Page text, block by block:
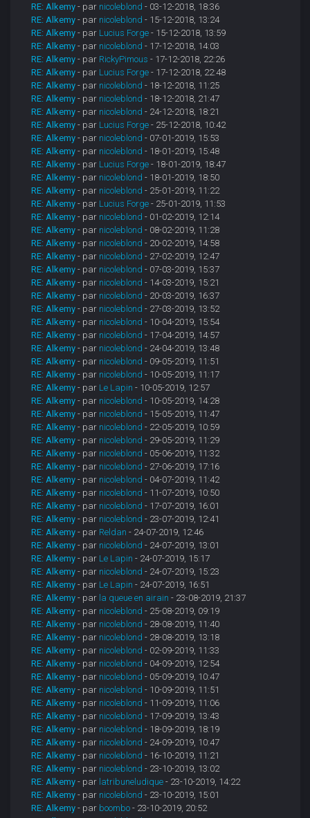
RE: Alkemy - par nicoleblond - 03-12-2018, 18:36
RE: Alkemy - par nicoleblond - 15-12-2018, 13:24
RE: Alkemy - par Lucius Forge - 15-12-2018, 13:59
RE: Alkemy - par nicoleblond - 17-12-2018, 14:03
RE: Alkemy - par RickyPimous - 17-12-2018, 22:26
RE: Alkemy - par Lucius Forge - 17-12-2018, 22:48
RE: Alkemy - par nicoleblond - 18-12-2018, 11:25
RE: Alkemy - par nicoleblond - 18-12-2018, 21:47
RE: Alkemy - par nicoleblond - 24-12-2018, 18:21
RE: Alkemy - par Lucius Forge - 25-12-2018, 10:42
RE: Alkemy - par nicoleblond - 07-01-2019, 15:53
RE: Alkemy - par nicoleblond - 18-01-2019, 15:48
RE: Alkemy - par Lucius Forge - 18-01-2019, 18:47
RE: Alkemy - par nicoleblond - 18-01-2019, 18:50
RE: Alkemy - par nicoleblond - 25-01-2019, 11:22
RE: Alkemy - par Lucius Forge - 25-01-2019, 11:53
RE: Alkemy - par nicoleblond - 01-02-2019, 12:14
RE: Alkemy - par nicoleblond - 08-02-2019, 11:28
RE: Alkemy - par nicoleblond - 20-02-2019, 14:58
RE: Alkemy - par nicoleblond - 27-02-2019, 12:47
RE: Alkemy - par nicoleblond - 07-03-2019, 15:37
RE: Alkemy - par nicoleblond - 14-03-2019, 15:21
RE: Alkemy - par nicoleblond - 20-03-2019, 16:37
RE: Alkemy - par nicoleblond - 27-03-2019, 13:52
RE: Alkemy - par nicoleblond - 10-04-2019, 15:54
RE: Alkemy - par nicoleblond - 17-04-2019, 14:57
RE: Alkemy - par nicoleblond - 24-04-2019, 13:48
RE: Alkemy - par nicoleblond - 09-05-2019, 11:51
RE: Alkemy - par nicoleblond - 10-05-2019, 11:17
RE: Alkemy - par Le Lapin - 10-05-2019, 12:57
RE: Alkemy - par nicoleblond - 10-05-2019, 14:28
RE: Alkemy - par nicoleblond - 15-05-2019, 11:47
RE: Alkemy - par nicoleblond - 22-05-2019, 10:59
RE: Alkemy - par nicoleblond - 29-05-2019, 11:29
RE: Alkemy - par nicoleblond - 05-06-2019, 11:32
RE: Alkemy - par nicoleblond - 27-06-2019, 17:16
RE: Alkemy - par nicoleblond - 04-07-2019, 11:42
RE: Alkemy - par nicoleblond - 11-07-2019, 10:50
RE: Alkemy - par nicoleblond - 17-07-2019, 16:01
RE: Alkemy - par nicoleblond - 23-07-2019, 12:41
RE: Alkemy - par Reldan - 24-07-2019, 12:46
RE: Alkemy - par nicoleblond - 24-07-2019, 13:01
RE: Alkemy - par Le Lapin - 24-07-2019, 15:17
RE: Alkemy - par nicoleblond - 24-07-2019, 15:23
RE: Alkemy - par Le Lapin - 24-07-2019, 16:51
RE: Alkemy - par la queue en airain - 23-08-2019, 21:37
RE: Alkemy - par nicoleblond - 25-08-2019, 09:19
RE: Alkemy - par nicoleblond - 28-08-2019, 11:40
RE: Alkemy - par nicoleblond - 28-08-2019, 13:18
RE: Alkemy - par nicoleblond - 02-09-2019, 11:33
RE: Alkemy - par nicoleblond - 04-09-2019, 12:54
RE: Alkemy - par nicoleblond - 05-09-2019, 10:47
RE: Alkemy - par nicoleblond - 10-09-2019, 11:51
RE: Alkemy - par nicoleblond - 11-09-2019, 11:06
RE: Alkemy - par nicoleblond - 17-09-2019, 13:43
RE: Alkemy - par nicoleblond - 18-09-2019, 18:19
RE: Alkemy - par nicoleblond - 24-09-2019, 10:47
RE: Alkemy - par nicoleblond - 16-10-2019, 11:21
RE: Alkemy - par nicoleblond - 23-10-2019, 13:02
RE: Alkemy - par latribuneludique - 23-10-2019, 14:22
RE: Alkemy - par nicoleblond - 23-10-2019, 15:01
RE: Alkemy - par boombo - 23-10-2019, 20:52